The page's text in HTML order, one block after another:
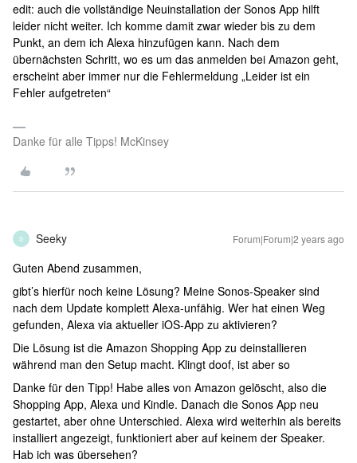
edit: auch die vollständige Neuinstallation der Sonos App hilft
leider nicht weiter. Ich komme damit zwar wieder bis zu dem
Punkt, an dem ich Alexa hinzufügen kann. Nach dem
übernächsten Schritt, wo es um das anmelden bei Amazon geht,
erscheint aber immer nur die Fehlermeldung „Leider ist ein
Fehler aufgetreten“
Danke für alle Tipps! McKinsey
S Seeky Forum|Forum|2 years ago
Guten Abend zusammen,
gibt’s hierfür noch keine Lösung? Meine Sonos-Speaker sind
nach dem Update komplett Alexa-unfähig. Wer hat einen Weg
gefunden, Alexa via aktueller iOS-App zu aktivieren?
Die Lösung ist die Amazon Shopping App zu deinstallieren
während man den Setup macht. Klingt doof, ist aber so
Danke für den Tipp! Habe alles von Amazon gelöscht, also die
Shopping App, Alexa und Kindle. Danach die Sonos App neu
gestartet, aber ohne Unterschied. Alexa wird weiterhin als bereits
installiert angezeigt, funktioniert aber auf keinem der Speaker.
Hab ich was übersehen?